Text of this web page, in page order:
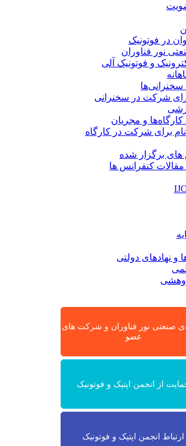
در فوتونیک
نور فناوران
و فوتونیک آلی
شرکت در سخنرانی
و مجریان
برای شرکت در کارگاه
برگزار شده
کنفرانس ها
نهادهای دولتی
صنعتی نور فناوران و شرکت های
عضو
از انجمن اپتیک و فوتونیک
انجمن اپتیک و فوتونیک